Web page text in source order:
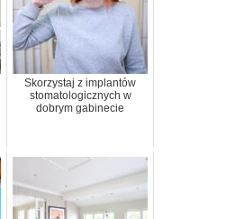
Skorzystaj z implantów
stomatologicznych w
dobrym gabinecie